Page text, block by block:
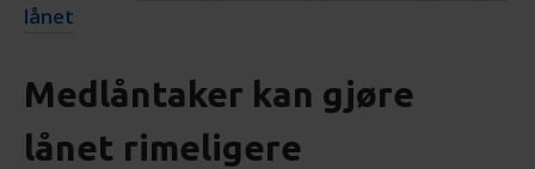
lånet
Medlåntaker kan gjøre
lånet rimeligere